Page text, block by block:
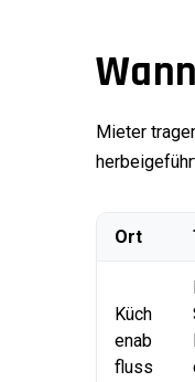
Mieter
Ort
Küch
enab
fluss